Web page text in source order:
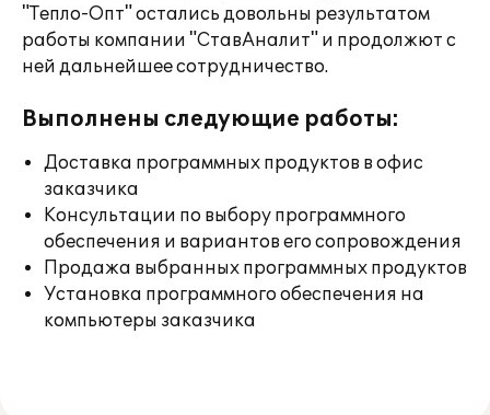
"Тепло-Опт" остались довольны результатом
работы компании "СтавАналит" и продолжют с
ней дальнейшее сотрудничество.
Выполнены следующие работы:
Доставка программных продуктов в офис
заказчика
Консультации по выбору программного
обеспечения и вариантов его сопровождения
Продажа выбранных программных продуктов
Установка программного обеспечения на
компьютеры заказчика